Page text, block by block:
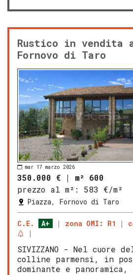
Rustico in vendita
Fornovo di Taro
mar 17 marzo 2026
350.000 € | m² 600
prezzo al m²:
583 €/m²
Piazza, Fornovo di Taro
C.E. A+ zona OMI: R1
SIVIZZANO - Nel cuore
colline parmensi, in
dominante e panoramica,